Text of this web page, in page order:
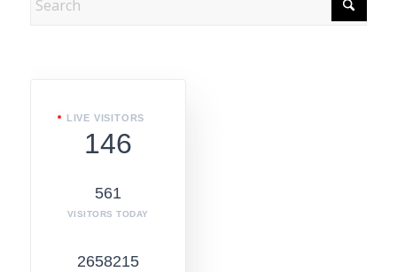
LIVE VISITORS
146
561
VISITORS TODAY
2658215